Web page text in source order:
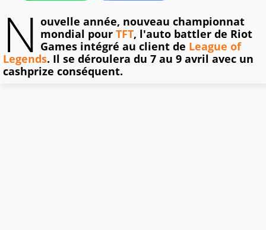
N ouvelle année, nouveau championnat
mondial pour TFT, l'auto battler de Riot
Games intégré au client de League of
Legends. Il se déroulera du 7 au 9 avril avec un
cashprize conséquent.